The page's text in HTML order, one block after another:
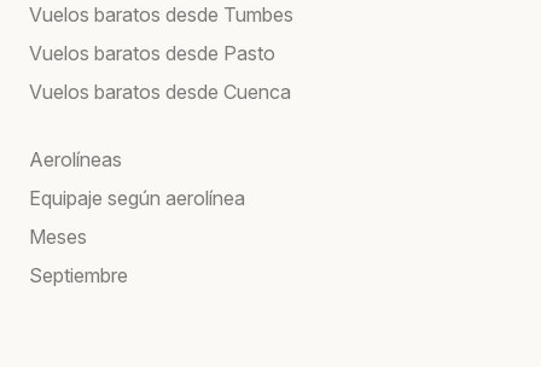
Vuelos baratos desde Tumbes
Vuelos baratos desde Pasto
Vuelos baratos desde Cuenca
Aerolíneas
Equipaje según aerolínea
Meses
Septiembre